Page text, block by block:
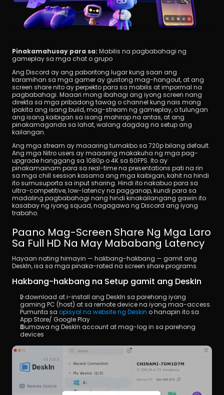
Pinakamahusay para sa: Mabilis na pagbabahagi ng
gameplay sa mga chat o grupo
Ang Discord ay ang paboritong lugar kung saan ang
karamihan sa mga gamer ay gustong mag-hangout, at ang
screen share nito ay perpekto para sa mabilis at impormal na
pagbabahagi. Maaari mong ibahagi ang iyong screen nang
direkta sa mga pribadong tawag o channel kung nais mong
ipakita ang isang build, mag-stream ng gameplay, o tulungan
ang isang kaibigan sa isang mahirap na antas, at ang
pinakamaganda sa lahat, walang dagdag na setup ang
kailangan.
Ang mga stream ay maaaring tumakbo sa 720p bilang default.
Ang mga Nitro users ay maaaring makakuha ng mga pag-
upgrade hanggang sa 1080p o 4K sa 60FPS. Ito ay
pinakamainam para sa real-time na presentations pati na rin
sa mga chill session kasama ang mga kaibigan, kahit na hindi
ito sumusuporta sa input sharing. Hindi ito nakabuo para sa
ultra-competitive, low-latency na pagganap, kundi para sa
madaling pagbabahagi nang hindi kinakailangang gawin ito
kasabay ng iyong squad, nagagawa ng Discord ang iyong
trabaho.
Paano Mag-Screen Share Ng Mga Laro
Sa Full HD Na May Mababang Latency
Hayaan nating himayin — hakbang-hakbang — gamit ang
DeskIn, isa sa mga pinaka-rated na screen share programs.
Hakbang-hakbang na Setup gamit ang DeskIn
I-download at i-install ang DeskIn sa parehong iyong
gaming PC (host) at sa remote device na iyong maa-access.
Pumunta sa opisyal na website ng Deskin o hanapin ito sa
App Store/ Google Play
Gumawa ng DeskIn account at mag-log in sa parehong
devices